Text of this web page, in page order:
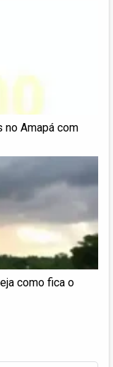
no Amapá com
como fica o